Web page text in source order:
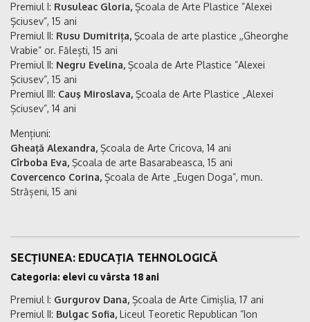
Premiul I: Rusuleac Gloria, Școala de Arte Plastice ”Alexei
Șciusev”, 15 ani
Premiul II: Rusu Dumitrița, Şcoala de arte plastice ,,Gheorghe
Vrabie” or. Fălești, 15 ani
Premiul II: Negru Evelina, Școala de Arte Plastice ”Alexei
Șciusev”, 15 ani
Premiul III: Cauş Miroslava, Şcoala de Arte Plastice „Alexei
Șciusev”, 14 ani
Mențiuni:
Gheață Alexandra, Școala de Arte Cricova, 14 ani
Cîrboba Eva, Şcoala de arte Basarabeasca, 15 ani
Covercenco Corina, Școala de Arte „Eugen Doga”, mun.
Strășeni, 15 ani
SECȚIUNEA: EDUCAȚIA TEHNOLOGICĂ
Categoria: elevi cu vârsta 18 ani
Premiul I: Gurgurov Dana, Școala de Arte Cimișlia, 17 ani
Premiul II: Bulgac Sofia, Liceul Teoretic Republican ”Ion